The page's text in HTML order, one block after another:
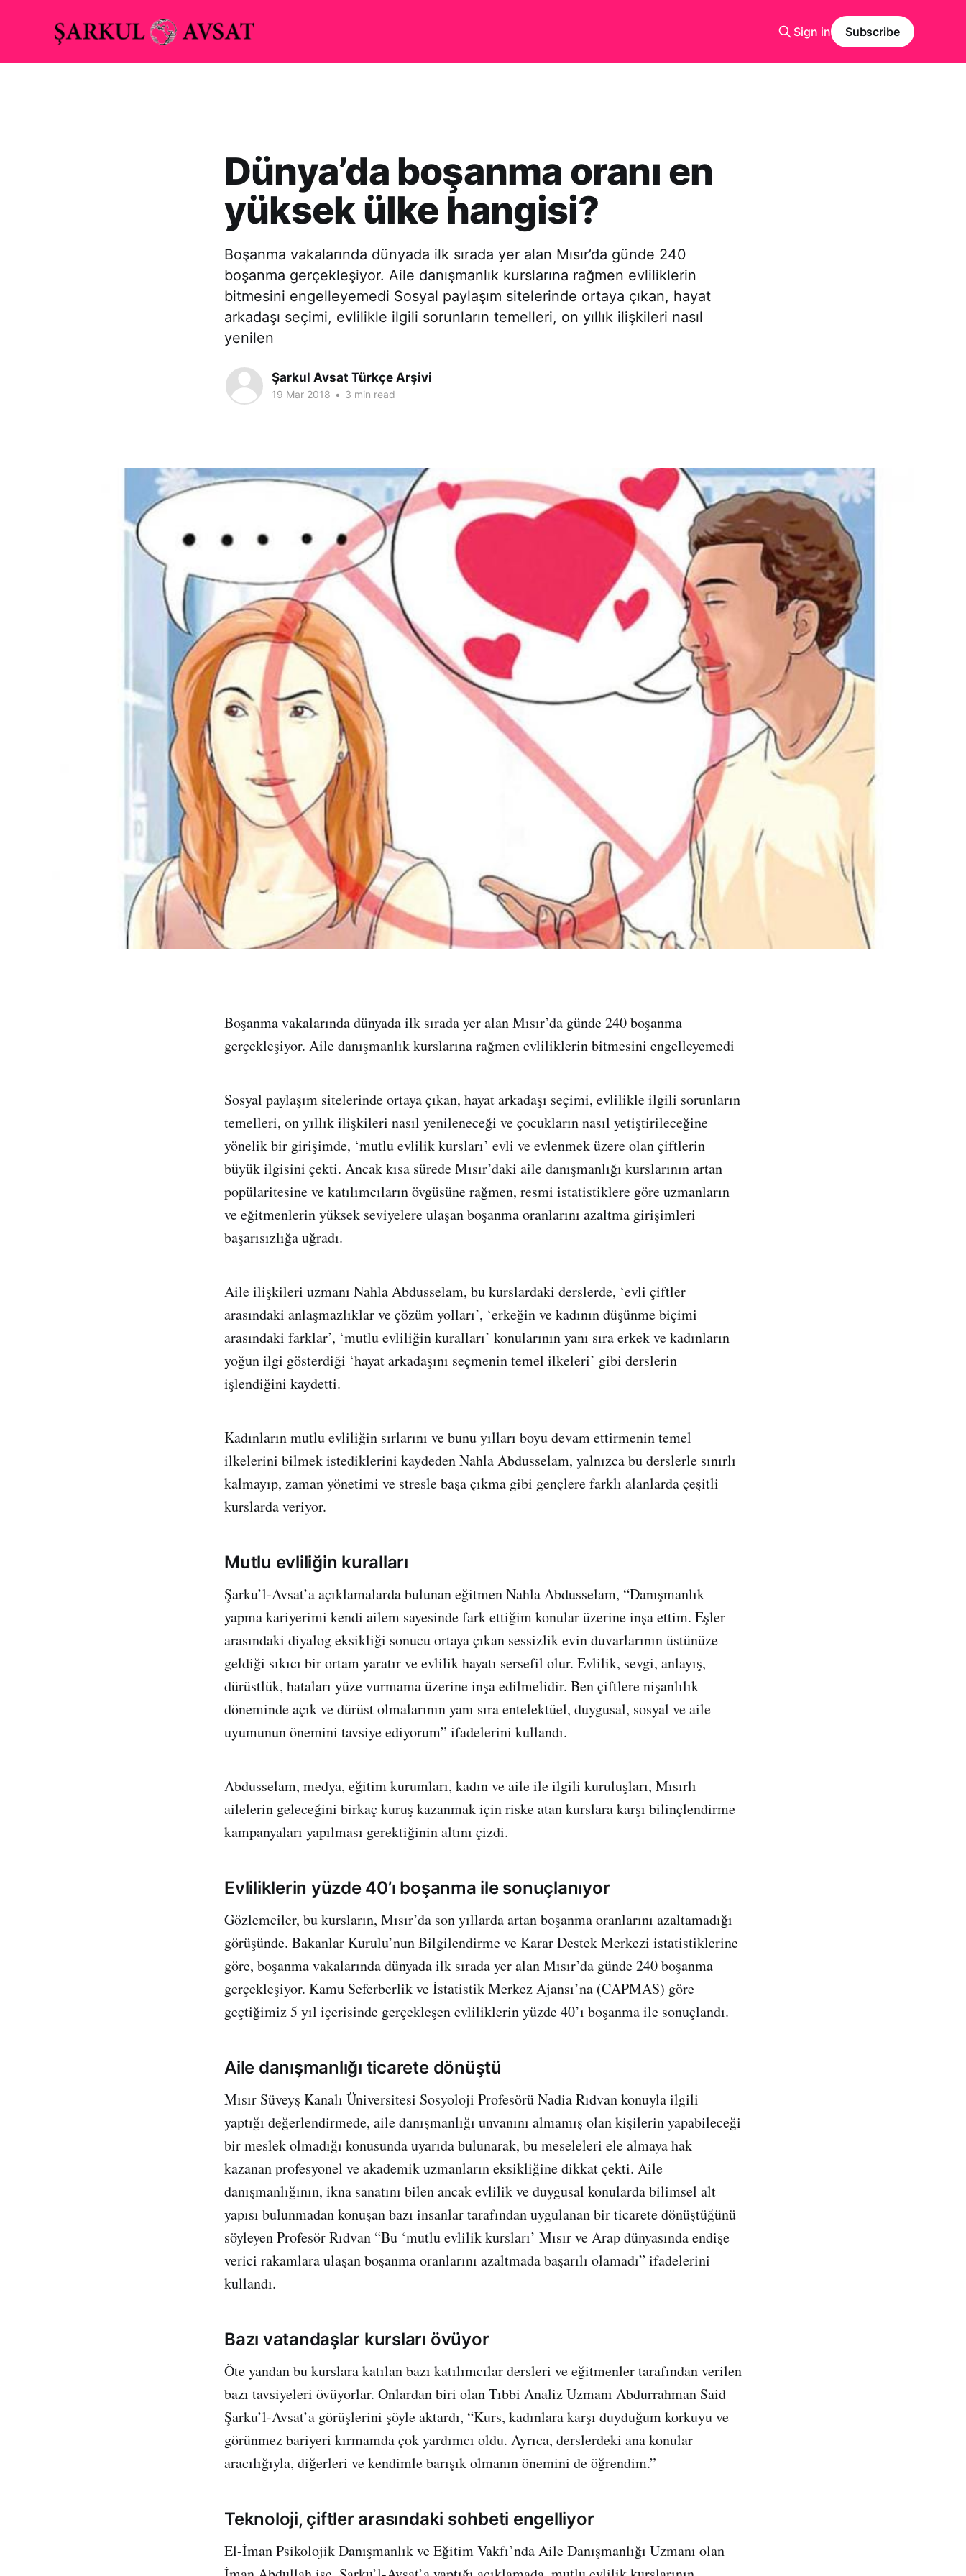
Sign in Subscribe
Dünya’da boşanma oranı en
yüksek ülke hangisi?
Boşanma vakalarında dünyada ilk sırada yer alan Mısır’da günde 240
boşanma gerçekleşiyor. Aile danışmanlık kurslarına rağmen evliliklerin
bitmesini engelleyemedi Sosyal paylaşım sitelerinde ortaya çıkan, hayat
arkadaşı seçimi, evlilikle ilgili sorunların temelleri, on yıllık ilişkileri nasıl
yenilen
Şarkul Avsat Türkçe Arşivi
19 Mar 2018 • 3 min read
Boşanma vakalarında dünyada ilk sırada yer alan Mısır’da günde 240 boşanma
gerçekleşiyor. Aile danışmanlık kurslarına rağmen evliliklerin bitmesini engelleyemedi
Sosyal paylaşım sitelerinde ortaya çıkan, hayat arkadaşı seçimi, evlilikle ilgili sorunların
temelleri, on yıllık ilişkileri nasıl yenileneceği ve çocukların nasıl yetiştirileceğine
yönelik bir girişimde, ‘mutlu evlilik kursları’ evli ve evlenmek üzere olan çiftlerin
büyük ilgisini çekti. Ancak kısa sürede Mısır’daki aile danışmanlığı kurslarının artan
popülaritesine ve katılımcıların övgüsüne rağmen, resmi istatistiklere göre uzmanların
ve eğitmenlerin yüksek seviyelere ulaşan boşanma oranlarını azaltma girişimleri
başarısızlığa uğradı.
Aile ilişkileri uzmanı Nahla Abdusselam, bu kurslardaki derslerde, ‘evli çiftler
arasındaki anlaşmazlıklar ve çözüm yolları’, ‘erkeğin ve kadının düşünme biçimi
arasındaki farklar’, ‘mutlu evliliğin kuralları’ konularının yanı sıra erkek ve kadınların
yoğun ilgi gösterdiği ‘hayat arkadaşını seçmenin temel ilkeleri’ gibi derslerin
işlendiğini kaydetti.
Kadınların mutlu evliliğin sırlarını ve bunu yılları boyu devam ettirmenin temel
ilkelerini bilmek istediklerini kaydeden Nahla Abdusselam, yalnızca bu derslerle sınırlı
kalmayıp, zaman yönetimi ve stresle başa çıkma gibi gençlere farklı alanlarda çeşitli
kurslarda veriyor.
Mutlu evliliğin kuralları
Şarku’l-Avsat’a açıklamalarda bulunan eğitmen Nahla Abdusselam, “Danışmanlık
yapma kariyerimi kendi ailem sayesinde fark ettiğim konular üzerine inşa ettim. Eşler
arasındaki diyalog eksikliği sonucu ortaya çıkan sessizlik evin duvarlarının üstünüze
geldiği sıkıcı bir ortam yaratır ve evlilik hayatı sersefil olur. Evlilik, sevgi, anlayış,
dürüstlük, hataları yüze vurmama üzerine inşa edilmelidir. Ben çiftlere nişanlılık
döneminde açık ve dürüst olmalarının yanı sıra entelektüel, duygusal, sosyal ve aile
uyumunun önemini tavsiye ediyorum” ifadelerini kullandı.
Abdusselam, medya, eğitim kurumları, kadın ve aile ile ilgili kuruluşları, Mısırlı
ailelerin geleceğini birkaç kuruş kazanmak için riske atan kurslara karşı bilinçlendirme
kampanyaları yapılması gerektiğinin altını çizdi.
Evliliklerin yüzde 40’ı boşanma ile sonuçlanıyor
Gözlemciler, bu kursların, Mısır’da son yıllarda artan boşanma oranlarını azaltamadığı
görüşünde. Bakanlar Kurulu’nun Bilgilendirme ve Karar Destek Merkezi istatistiklerine
göre, boşanma vakalarında dünyada ilk sırada yer alan Mısır’da günde 240 boşanma
gerçekleşiyor. Kamu Seferberlik ve İstatistik Merkez Ajansı’na (CAPMAS) göre
geçtiğimiz 5 yıl içerisinde gerçekleşen evliliklerin yüzde 40’ı boşanma ile sonuçlandı.
Aile danışmanlığı ticarete dönüştü
Mısır Süveyş Kanalı Üniversitesi Sosyoloji Profesörü Nadia Rıdvan konuyla ilgili
yaptığı değerlendirmede, aile danışmanlığı unvanını almamış olan kişilerin yapabileceği
bir meslek olmadığı konusunda uyarıda bulunarak, bu meseleleri ele almaya hak
kazanan profesyonel ve akademik uzmanların eksikliğine dikkat çekti. Aile
danışmanlığının, ikna sanatını bilen ancak evlilik ve duygusal konularda bilimsel alt
yapısı bulunmadan konuşan bazı insanlar tarafından uygulanan bir ticarete dönüştüğünü
söyleyen Profesör Rıdvan “Bu ‘mutlu evlilik kursları’ Mısır ve Arap dünyasında endişe
verici rakamlara ulaşan boşanma oranlarını azaltmada başarılı olamadı” ifadelerini
kullandı.
Bazı vatandaşlar kursları övüyor
Öte yandan bu kurslara katılan bazı katılımcılar dersleri ve eğitmenler tarafından verilen
bazı tavsiyeleri övüyorlar. Onlardan biri olan Tıbbi Analiz Uzmanı Abdurrahman Said
Şarku’l-Avsat’a görüşlerini şöyle aktardı, “Kurs, kadınlara karşı duyduğum korkuyu ve
görünmez bariyeri kırmamda çok yardımcı oldu. Ayrıca, derslerdeki ana konular
aracılığıyla, diğerleri ve kendimle barışık olmanın önemini de öğrendim.”
Teknoloji, çiftler arasındaki sohbeti engelliyor
El-İman Psikolojik Danışmanlık ve Eğitim Vakfı’nda Aile Danışmanlığı Uzmanı olan